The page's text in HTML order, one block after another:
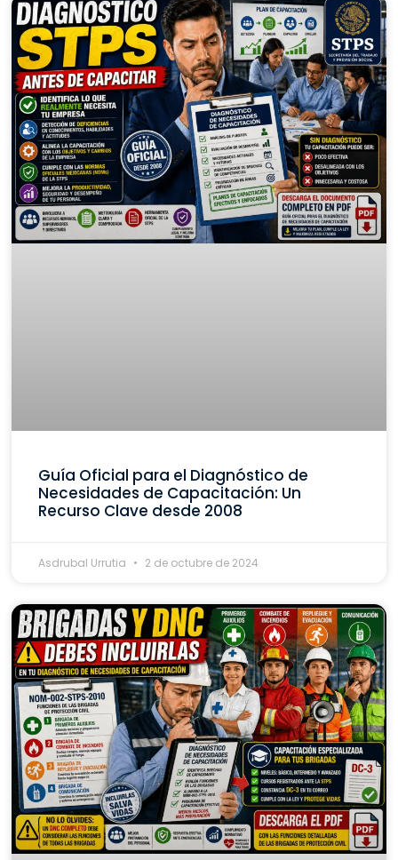
Guía Oficial para el Diagnóstico de
Necesidades de Capacitación: Un
Recurso Clave desde 2008
Asdrubal Urrutia 2 de octubre de 2024